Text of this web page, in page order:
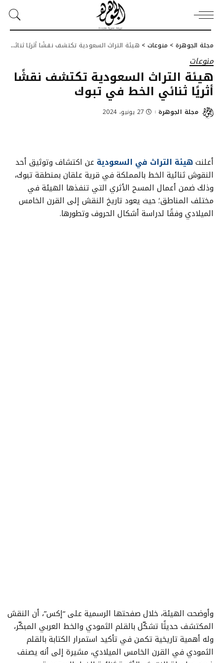
مجلة الجوهرة > منوعات > هيئة التراث السعودية تكتشف نقشًا أثريًا ثنائي الخط في تبوك
منوعات
هيئة التراث السعودية تكتشف نقشًا
أثريًا ثنائي الخط في تبوك
Posted
مجلة الجوهرة 27 يونيو، 2024
أعلنتهيئة التراث في السعودية عن اكتشاف وتوثيق أحد
النقوش ثنائية الخط بالمملكة في قرية علقان بمنطقة تبوك،
وذلك ضمن أعمال المسح الأثري التي تنفذها الهيئة في
مختلف المناطق؛ حيث يعود تاريخ النقش إلى القرن الخامس
الميلادي وفقًا لدراسة أشكال الحروف وتطورها.
وأوضحت الهيئة، خلال صفحتها الرسمية على “إكس”، أن النقش
المكتشف حديثًا تشكّل بالقلم الثمودي والخط العربي المبكّر،
وله أهمية تاريخية تكمن في تأكيد استمرار الكتابة بالقلم
الثمودي في القرن الخامس الميلادي، مشيرة إلى أنه يصنف